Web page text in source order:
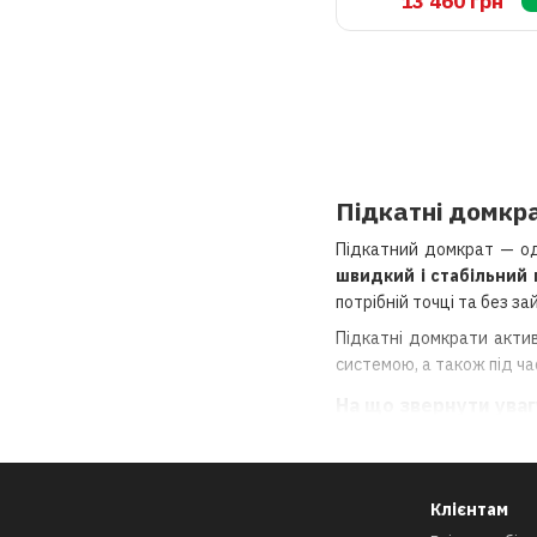
Підкатні
Підкатний домкрат —
швидкий і стабільний
потрібній точці та без
Підкатні домкрати
системою, а також під
Висота підйому—
мм
Клієнтам